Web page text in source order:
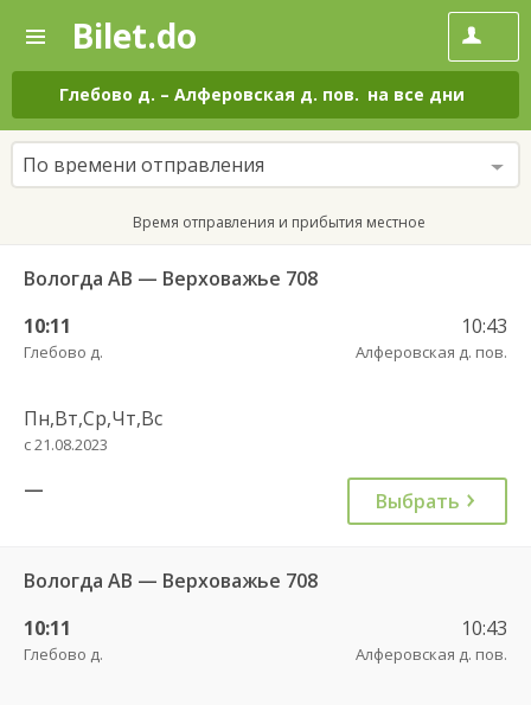
—
Поиск
и
покупка
билетов
на
автобус
онлайн
Bilet.do
Глебово д. – Алферовская д. пов. на все дни
По времени отправления
Время отправления и прибытия местное
Вологда АВ — Верховажье 708
10:11
Глебово д.
10:43
Алферовская д. пов.
Пн,Вт,Ср,Чт,Вс
с 21.08.2023
— Выбрать
Вологда АВ — Верховажье 708
10:11
Глебово д.
10:43
Алферовская д. пов.